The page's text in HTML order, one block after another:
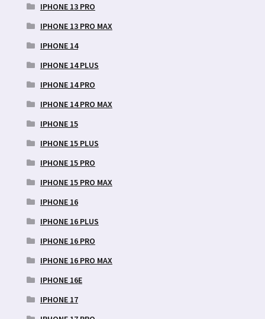
IPHONE 13 PRO
IPHONE 13 PRO MAX
IPHONE 14
IPHONE 14 PLUS
IPHONE 14 PRO
IPHONE 14 PRO MAX
IPHONE 15
IPHONE 15 PLUS
IPHONE 15 PRO
IPHONE 15 PRO MAX
IPHONE 16
IPHONE 16 PLUS
IPHONE 16 PRO
IPHONE 16 PRO MAX
IPHONE 16E
IPHONE 17